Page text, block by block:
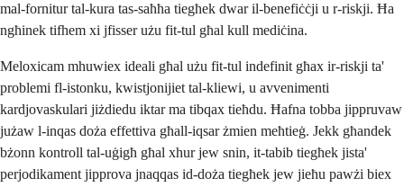
mal-fornitur tal-kura tas-saħħa tiegħek dwar il-benefiċċji u r-riskji. Ħa
ngħinek tifhem xi jfisser użu fit-tul għal kull mediċina.
Meloxicam mhuwiex ideali għal użu fit-tul indefinit għax ir-riskji ta'
problemi fl-istonku, kwistjonijiet tal-kliewi, u avvenimenti
kardjovaskulari jiżdiedu iktar ma tibqax tieħdu. Ħafna tobba jippruvaw
jużaw l-inqas doża effettiva għall-iqsar żmien meħtieġ. Jekk għandek
bżonn kontroll tal-uġigħ għal xhur jew snin, it-tabib tiegħek jista'
perjodikament jipprova jnaqqas id-doża tiegħek jew jieħu pawżi biex